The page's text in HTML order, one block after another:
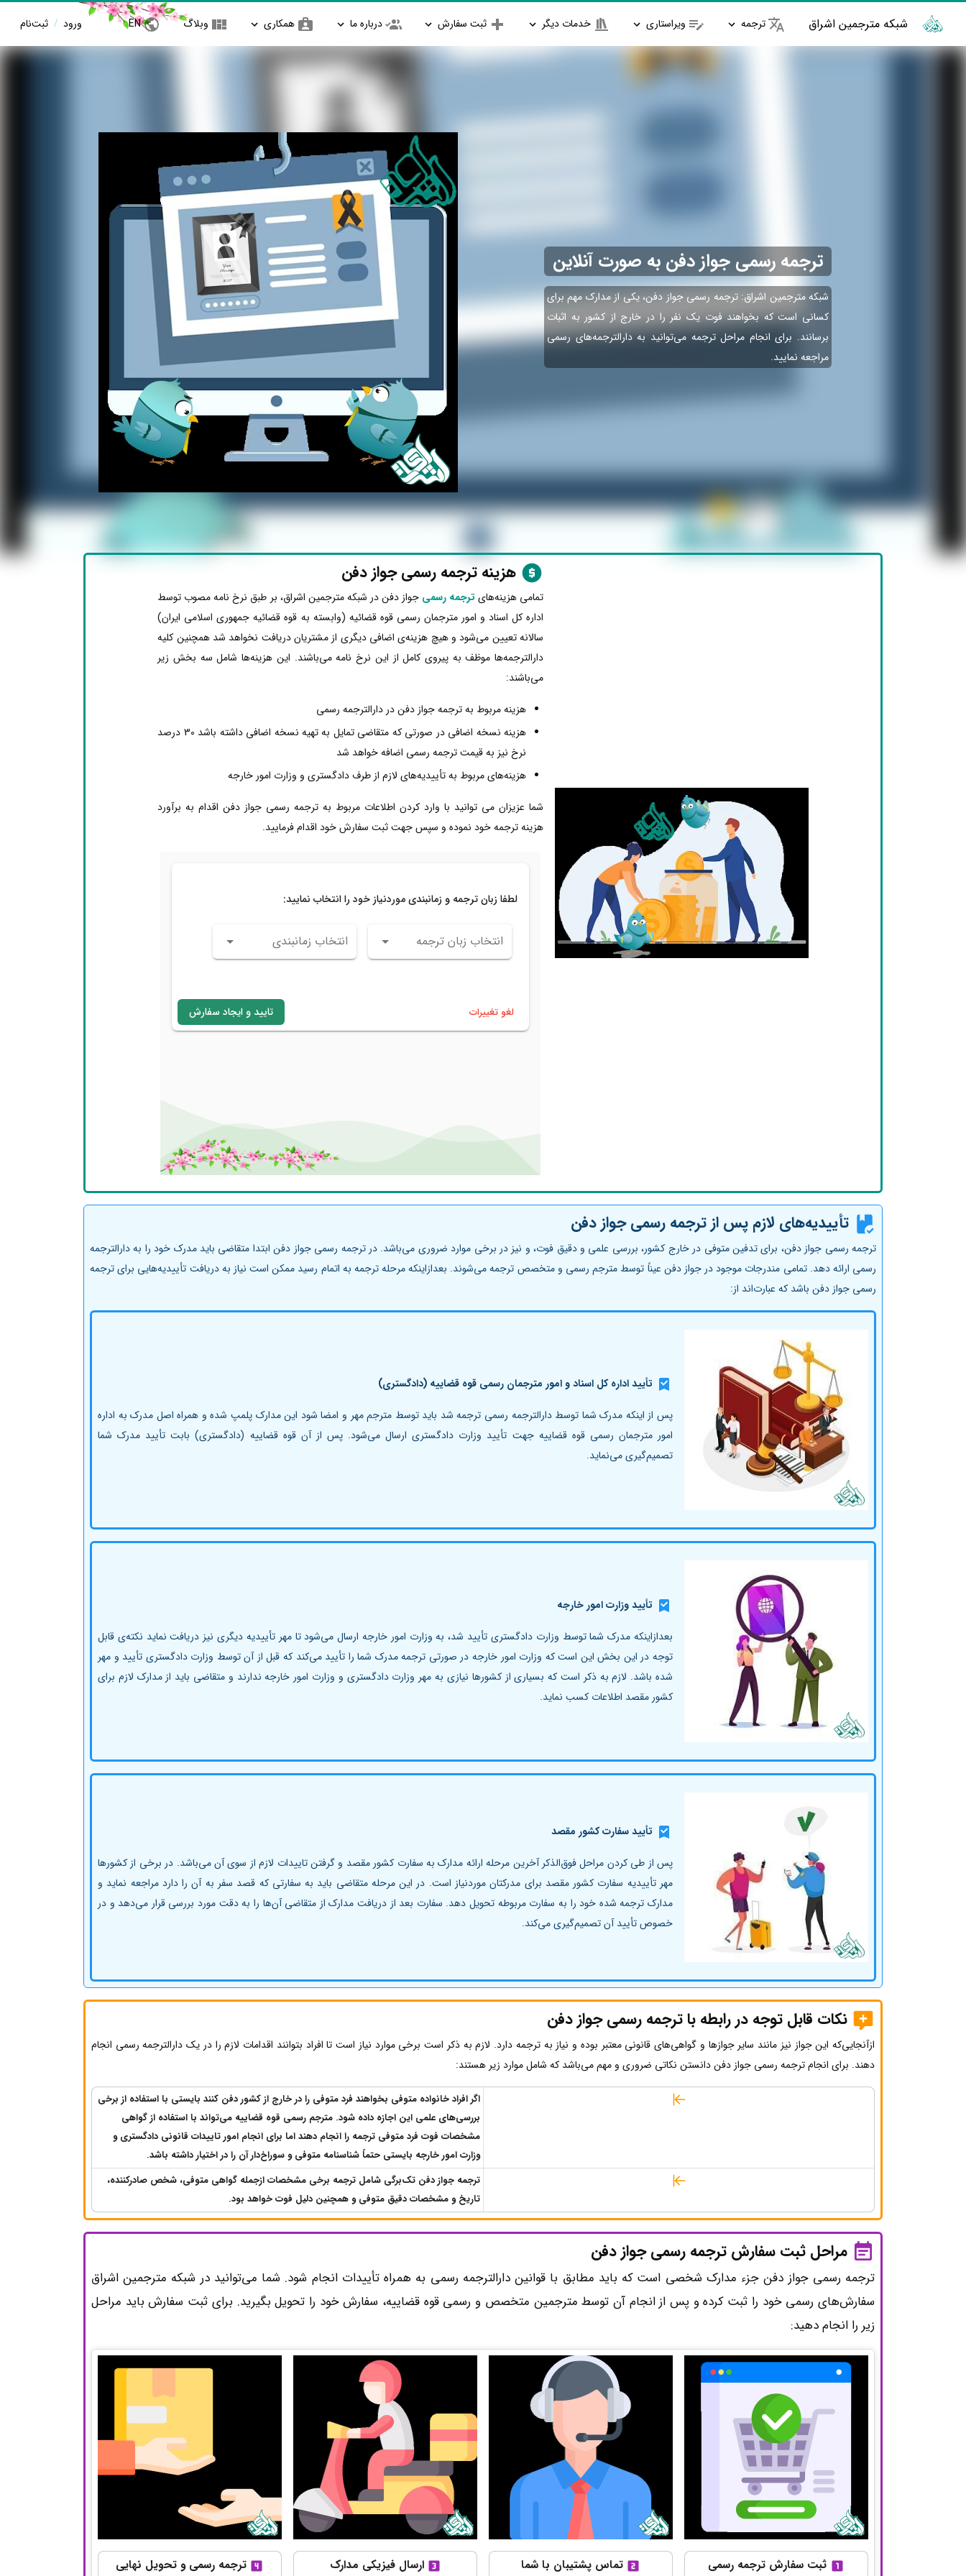
شبکه مترجمین اشراق ترجمه ویراستاری خدمات دیگر ثبت سفارش درباره ما همکاری وبلاگ EN ورود / ثبت‌نام
ترجمه رسمی جواز دفن به صورت آنلاین
شبکه مترجمین اشراق: ترجمه رسمی جواز دفن، یکی از مدارک مهم برای
کسانی است که بخواهند فوت یک نفر را در خارج از کشور به اثبات
برسانند. برای انجام مراحل ترجمه می‌توانید به دارالترجمه‌های رسمی
مراجعه نمایید.
هزینه ترجمه رسمی جواز دفن
تمامی هزینه‌های ترجمه رسمی جواز دفن در شبکه مترجمین اشراق، بر طبق نرخ نامه مصوب توسط
اداره کل اسناد و امور مترجمان رسمی قوه قضائیه (وابسته به قوه قضائیه جمهوری اسلامی ایران)
سالانه تعیین می‌شود و هیچ هزینه‌ی اضافی دیگری از مشتریان دریافت نخواهد شد همچنین کلیه
دارالترجمه‌ها موظف به پیروی کامل از این نرخ نامه می‌باشند. این هزینه‌ها شامل سه بخش زیر
می‌باشند:
هزینه مربوط به ترجمه جواز دفن در دارالترجمه رسمی
هزینه نسخه اضافی در صورتی که متقاضی تمایل به تهیه نسخه اضافی داشته باشد 30 درصد
نرخ نیز به قیمت ترجمه رسمی اضافه خواهد شد
هزینه‌های مربوط به تأییدیه‌های لازم از طرف دادگستری و وزارت امور خارجه
شما عزیزان می توانید با وارد کردن اطلاعات مربوط به ترجمه رسمی جواز دفن اقدام به برآورد
هزینه ترجمه خود نموده و سپس جهت ثبت سفارش خود اقدام فرمایید.
تأییدیه‌های لازم پس از ترجمه رسمی جواز دفن
ترجمه رسمی جواز دفن، برای تدفین متوفی در خارج کشور، بررسی علمی و دقیق فوت، و نیز در برخی موارد ضروری می‌‌باشد. در ترجمه رسمی جواز دفن ابتدا متقاضی باید مدرک خود را به دارالترجمه
رسمی ارائه دهد. تمامی مندرجات موجود در جواز دفن عیناً توسط مترجم رسمی و متخصص ترجمه می‌شوند. بعدازاینکه مرحله ترجمه به اتمام رسید ممکن است نیاز به دریافت تأییدیه‌هایی برای ترجمه
رسمی جواز دفن باشد که عبارت‌اند از:
تأیید اداره کل اسناد و امور مترجمان رسمی قوه قضاییه (دادگستری)
پس از اینکه مدرک شما توسط دارالترجمه رسمی ترجمه شد باید توسط مترجم مهر و امضا شود این مدارک پلمپ شده و همراه اصل مدرک به اداره
امور مترجمان رسمی قوه قضاییه جهت تأیید وزارت دادگستری ارسال می‌شود. پس از آن قوه قضاییه (دادگستری) بابت تأیید مدرک شما
تصمیم‌گیری می‌نماید.
تأیید وزارت امور خارجه
بعدازاینکه مدرک شما توسط وزارت دادگستری تأیید شد، به وزارت امور خارجه ارسال می‌شود تا مهر تأییدیه دیگری نیز دریافت نماید نکته‌ی قابل
توجه در این بخش این است که وزارت امور خارجه در صورتی ترجمه مدرک شما را تأیید می‌کند که قبل از آن توسط وزارت دادگستری تأیید و مهر
شده باشد. لازم به ذکر است که بسیاری از کشورها نیازی به مهر وزارت دادگستری و وزارت امور خارجه ندارند و متقاضی باید از مدارک لازم برای
کشور مقصد اطلاعات کسب نماید.
تأیید سفارت کشور مقصد
پس از طی کردن مراحل فوق‌الذکر آخرین مرحله ارائه مدارک به سفارت کشور مقصد و گرفتن تاییدات لازم از سوی آن می‌باشد. در برخی از کشورها
مهر تأییدیه سفارت کشور مقصد برای مدرکتان موردنیاز است. در این مرحله متقاضی باید به سفارتی که قصد سفر به آن را دارد مراجعه نماید و
مدارک ترجمه شده خود را به سفارت مربوطه تحویل دهد. سفارت بعد از دریافت مدارک از متقاضی آن‌ها را به دقت مورد بررسی قرار می‌دهد و در
خصوص تأیید آن تصمیم‌گیری می‌کند.
نکات قابل توجه در رابطه با ترجمه رسمی جواز دفن
ازآنجایی‌که این جواز نیز مانند سایر جوازها و گواهی‌های قانونی معتبر بوده و نیاز به ترجمه دارد. لازم به ذکر است برخی موارد نیاز است تا افراد بتوانند اقدامات لازم را در یک دارالترجمه رسمی انجام
دهند. برای انجام ترجمه رسمی جواز دفن دانستن نکاتی ضروری و مهم می‌باشد که شامل موارد زیر هستند:
اگر افراد خانواده متوفی بخواهند فرد متوفی را در خارج از کشور دفن کنند بایستی با استفاده از برخی
بررسی‌های علمی این اجازه داده شود. مترجم رسمی قوه قضاییه می‌تواند با استفاده از گواهی
مشخصات فوت فرد متوفی ترجمه را انجام دهند اما برای انجام امور تاییدات قانونی دادگستری و
وزارت امور خارجه بایستی حتماً شناسنامه متوفی و سوراخ‌دار آن را در اختیار داشته باشد.
ترجمه جواز دفن تک‌برگی شامل ترجمه برخی مشخصات ازجمله گواهی متوفی، شخص صادرکننده،
تاریخ و مشخصات دقیق متوفی و همچنین دلیل فوت خواهد بود.
مراحل ثبت سفارش ترجمه رسمی جواز دفن
ترجمه رسمی جواز دفن جزء مدارک شخصی است که باید مطابق با قوانین دارالترجمه رسمی به همراه تأییدات انجام شود. شما می‌توانید در شبکه مترجمین اشراق
سفارش‌های رسمی خود را ثبت کرده و پس از انجام آن توسط مترجمین متخصص و رسمی قوه قضاییه، سفارش خود را تحویل بگیرید. برای ثبت سفارش باید مراحل
زیر را انجام دهید:
ثبت سفارش ترجمه رسمی تماس پشتیبان با شما ارسال فیزیکی مدارک ترجمه رسمی و تحویل نهایی